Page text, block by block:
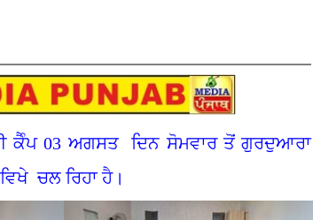
ਕੈੰਪ 03 ਅਗਸਤ ਦਿਨ ਸੋਮਵਾਰ ਤੋਂ ਗੁਰਦੁਆਰਾ
ਚਲ ਰਿਹਾ ਹੈ।